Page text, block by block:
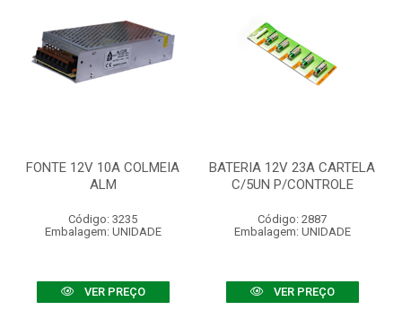
FONTE 12V 10A COLMEIA
ALM
Código: 3235
Embalagem: UNIDADE
VER PREÇO
BATERIA 12V 23A CARTELA
C/5UN P/CONTROLE
Código: 2887
Embalagem: UNIDADE
VER PREÇO